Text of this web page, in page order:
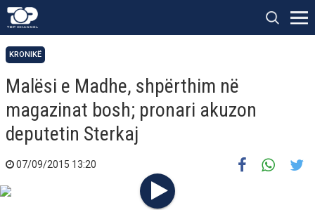
KRONIKË
Malësi e Madhe, shpërthim në
magazinat bosh; pronari akuzon
deputetin Sterkaj
07/09/2015 13:20